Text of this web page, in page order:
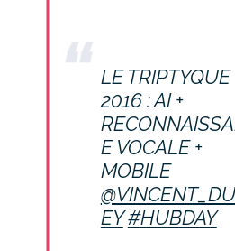
LE TRIPTYQUE
2016 : AI +
E VOCALE +
MOBILE
EY #HUBDAY